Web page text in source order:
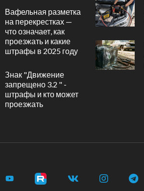
Вафельная разметка
на перекрестках —
что означает, как
проезжать и какие
штрафы в 2025 году
Знак "Движение
запрещено 3.2 " -
штрафы и кто может
проезжать